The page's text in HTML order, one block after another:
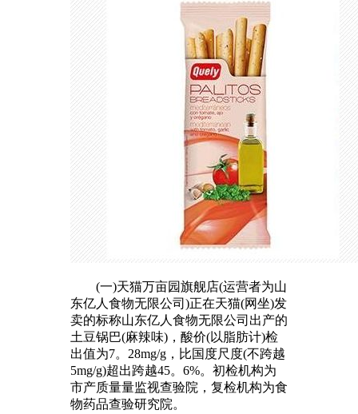
(一)天猫万亩园旗舰店(运营者为山
东亿人食物无限公司)正在天猫(网坐)发
卖的标称山东亿人食物无限公司出产的
土豆锅巴(麻辣味)，酸价(以脂肪计)检
出值为7。28mg/g，比国度尺度(不跨越
5mg/g)超出跨越45。6%。初检机构为
市产质量量监视查验院，复检机构为食
物药品查验研究院。